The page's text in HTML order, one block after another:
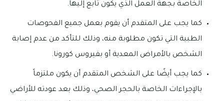
الخاصة بجهة العمل الذي يكون تابع إليها.
كما يجب على المتقدم أن يقوم بعمل جميع الفحوصات
الطبية التي تكون مطلوبة منه، وذلك للتأكد من عدم إصابة
الشخص بالأمراض المعدية أو بفيروس كورونا.
كما يجب أيضًا على الشخص المتقدم أن يكون ملتزماً
بالإجراءات الخاصة بالحجر الصحي، وذلك بعد عودته للأراضي